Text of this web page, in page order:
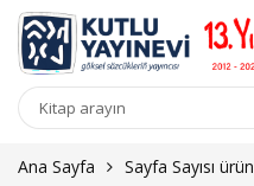
Kitap
Ana Sayfa Sayfa Sayısı ürün